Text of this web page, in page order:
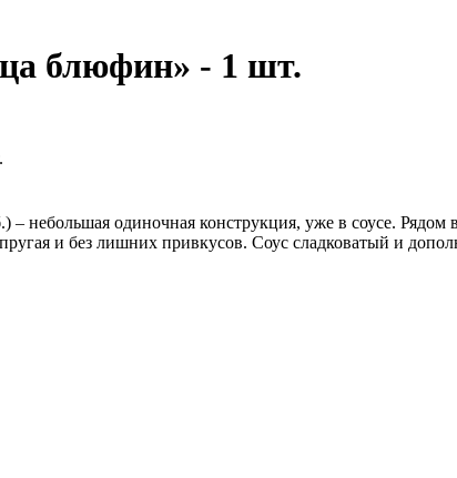
блюфин» - 1 шт.
одиночная конструкция, уже в соусе. Рядом
и без лишних привкусов. Соус сладковатый и